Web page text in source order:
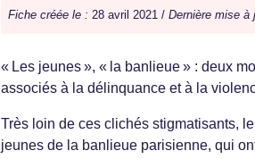
Fiche créée le : 28 avril 2021 / Dernière mise à
« Les jeunes », « la banlieue » : deux
associés à la délinquance et à la
Très loin de ces clichés stigmatisants,
jeunes de la banlieue parisienne, qui